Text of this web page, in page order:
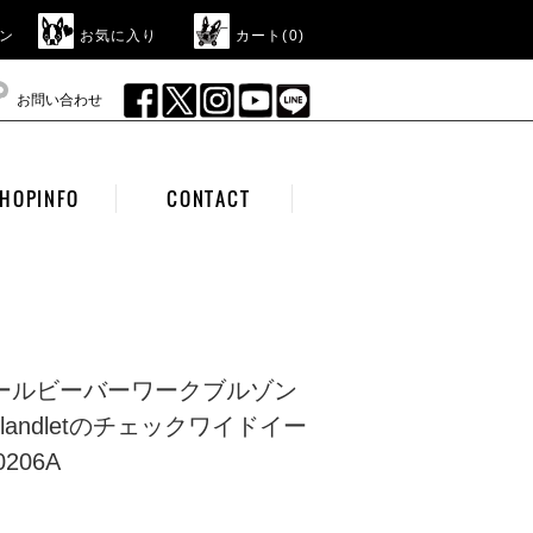
お気に入り カート(0)
お問い合わせ
CONTACT
ルビーバーワークブルゾン
のチェックワイドイー